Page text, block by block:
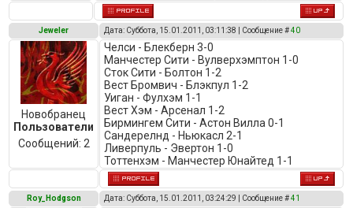
Jeweler Дата: Суббота, 15.01.2011, 03:11:38 | Сообщение #40
Новобранец
Пользователи
Сообщений: 2
Челси - Блекберн 3-0
Манчестер Сити - Вулверхэмптон 1-0
Сток Сити - Болтон 1-2
Вест Бромвич - Блэкпул 1-2
Уиган - Фулхэм 1-1
Вест Хэм - Арсенал 1-2
Бирмингем Сити - Астон Вилла 0-1
Сандерелнд - Ньюкасл 2-1
Ливерпуль - Эвертон 1-0
Тоттенхэм - Манчестер Юнайтед 1-1
Roy_Hodgson Дата: Суббота, 15.01.2011, 03:24:29 | Сообщение #41